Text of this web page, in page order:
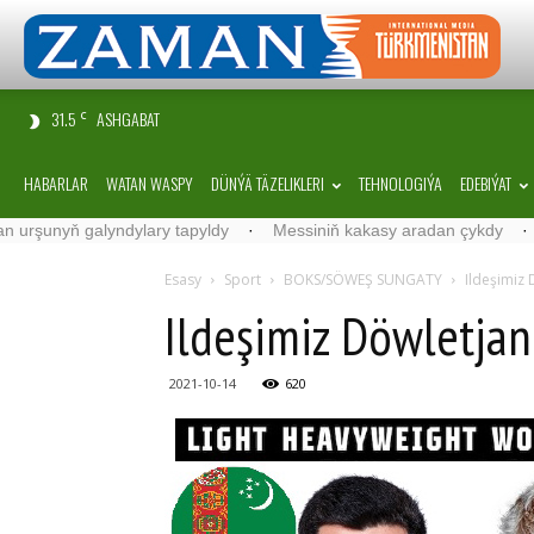
31.5 C ASHGABAT
HABARLAR WATAN WASPY DÜNÝÄ TÄZELIKLERI TEHNOLOGIÝA EDEBIÝAT
galyndylary tapyldy · Messiniň kakasy aradan çykdy ·
Esasy Sport BOKS/SÖWEŞ SUNGATY Ildeşimiz
Ildeşimiz
2021-10-14 620